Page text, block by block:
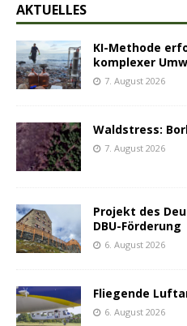
AKTUELLES
KI-Methode
komplexer
7. August 2026
Waldstress:
7. August 2026
Projekt des
DBU-Förderung
6. August 2026
Fliegende
6. August 2026